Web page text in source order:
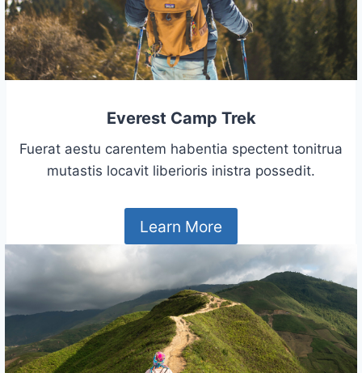
Everest Camp Trek
Fuerat aestu carentem habentia spectent tonitrua
mutastis locavit liberioris inistra possedit.
Learn More